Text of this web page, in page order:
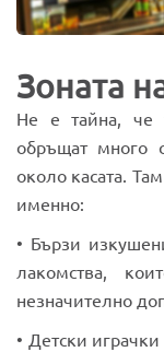
Зоната
Не е тайна, че
обръщат много
около касата.
именно:
• Бързи
лакомства,
незначително
• Детски